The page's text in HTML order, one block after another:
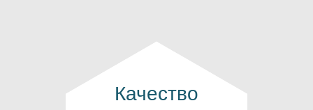
Качество